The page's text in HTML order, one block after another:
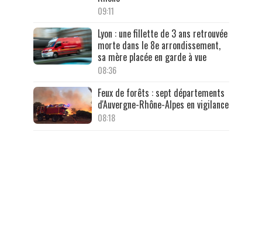
09:11
Lyon : une fillette de 3 ans retrouvée
morte dans le 8e arrondissement,
sa mère placée en garde à vue
08:36
Feux de forêts : sept départements
d'Auvergne-Rhône-Alpes en vigilance
08:18